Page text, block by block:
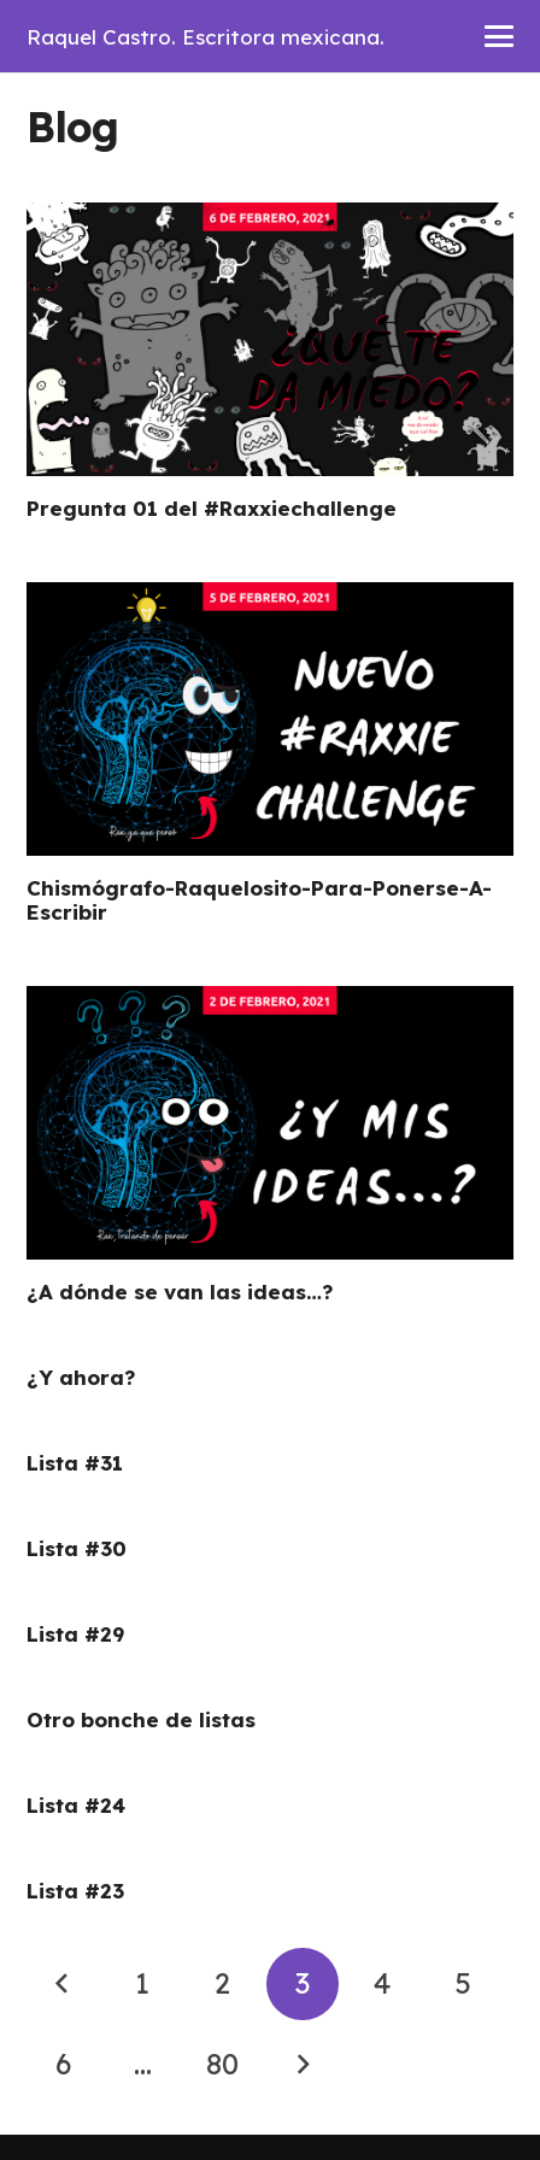
Raquel Castro. Escritora mexicana.
Blog
Pregunta 01 del #Raxxiechallenge
Chismógrafo-Raquelosito-Para-Ponerse-A-
Escribir
¿A dónde se van las ideas…?
¿Y ahora?
Lista #31
Lista #30
Lista #29
Otro bonche de listas
Lista #24
Lista #23
1 2 3 4 5
6 … 80